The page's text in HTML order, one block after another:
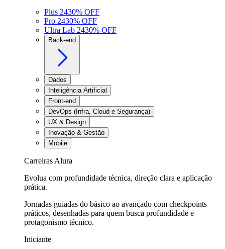
Plus 2430% OFF
Pro 2430% OFF
Ultra Lab 2430% OFF
Back-end
Dados
Inteligência Artificial
Front-end
DevOps (Infra, Cloud e Segurança)
UX & Design
Inovação & Gestão
Mobile
Carreiras Alura
Evolua com profundidade técnica, direção clara e aplicação
prática.
Jornadas guiadas do básico ao avançado com checkpoints
práticos, desenhadas para quem busca profundidade e
protagonismo técnico.
Iniciante